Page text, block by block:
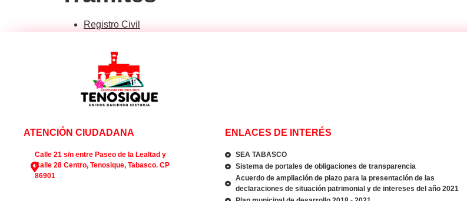
Registro Civil
ATENCIÓN CIUDADANA
Calle 21 s/n entre Paseo de la Lealtad y
Calle 28 Centro, Tenosique, Tabasco. CP
86901
ENLACES DE INTERÉS
SEA TABASCO
Sistema de portales de obligaciones de transparencia
Acuerdo de ampliación de plazo para la presentación de las
declaraciones de situación patrimonial y de intereses del año 2021